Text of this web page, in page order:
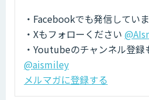
・Facebookでも発信してい
・Xもフォローください
・Youtubeのチャンネル登
@aismiley
メルマガに登録する